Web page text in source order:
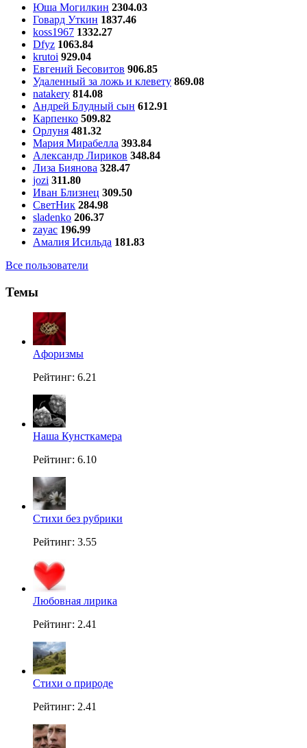
Юша Могилкин 2304.03
Говард Уткин 1837.46
koss1967 1332.27
Dfyz 1063.84
krutoi 929.04
Евгений Бесовитов 906.85
Удаленный за ложь и клевету 869.08
natakery 814.08
Андрей Блудный сын 612.91
Карпенко 509.82
Орлуня 481.32
Мария Мирабелла 393.84
Александр Лириков 348.84
Лиза Биянова 328.47
jozi 311.80
Иван Близнец 309.50
СветНик 284.98
sladenko 206.37
zayac 196.99
Амалия Исильда 181.83
Все пользователи
Темы
Aфоризмы
Рейтинг: 6.21
Наша Кунсткамера
Рейтинг: 6.10
Стихи без рубрики
Рейтинг: 3.55
Любовная лирика
Рейтинг: 2.41
Стихи о природе
Рейтинг: 2.41